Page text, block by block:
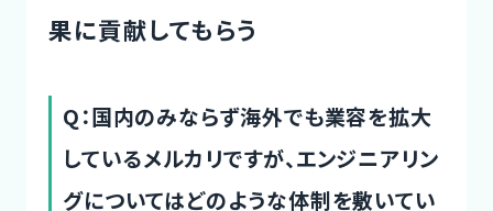
果に貢献してもらう
Q：国内のみならず海外でも業容を拡大
しているメルカリですが、エンジニアリン
グについてはどのような体制を敷いてい